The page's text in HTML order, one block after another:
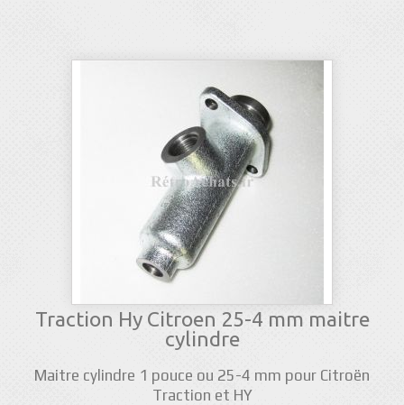
Traction Hy Citroen 25-4 mm maitre
cylindre
Maitre cylindre 1 pouce ou 25-4 mm pour Citroën
Traction et HY